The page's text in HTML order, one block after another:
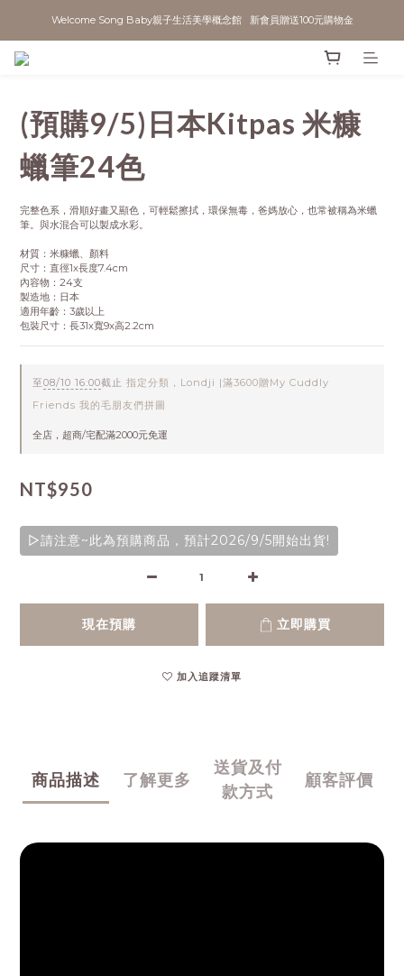
Welcome Song Baby親子生活美學概念館   新會員贈送100元購物金
(預購9/5)日本Kitpas 米糠
蠟筆24色
完整色系，滑順好畫又顯色，可輕鬆擦拭，環保無毒，爸媽放心，也常被稱為米蠟
筆。與水混合可以製成水彩。
材質：米糠蠟、顏料
尺寸：直徑1x長度7.4cm
內容物：24支
製造地：日本
適用年齡：3歲以上
包裝尺寸：長31x寬9x高2.2cm
至08/10 16:00截止 指定分類，Londji |滿3600贈My Cuddly
Friends 我的毛朋友們拼圖
全店，超商/宅配滿2000元免運
NT$950
▷請注意~此為預購商品，預計2026/9/5開始出貨!
現在預購 立即購買
加入追蹤清單
商品描述 了解更多
送貨及付
款方式
顧客評價